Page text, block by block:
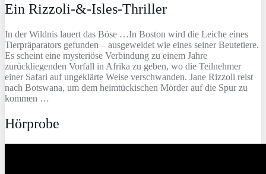
Ein Rizzoli-&-Isles-Thriller
In der Wildnis lauert das Böse …In Boston wird die Leiche eines
Tierpräparators gefunden – ausgeweidet wie eines seiner Beutetiere.
Es scheint eine mysteriöse Verbindung zu einem Jahre
zurückliegenden Vorfall in Afrika zu geben, wo die Teilnehmer
einer Safari auf ungeklärte Weise verschwanden. Jane Rizzoli reist
nach Botswana, um dem heimtückischen Mörder auf die Spur zu
kommen …
Hörprobe